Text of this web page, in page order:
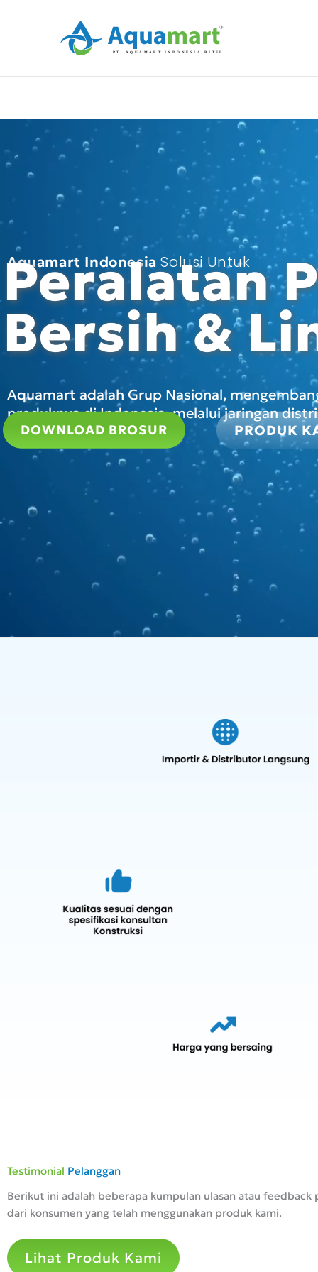
Aquamart Indonesia Solusi Untuk
Peralatan
Bersih &
Aquamart adalah Grup Nasional,
produknya di Indonesia, melalui jaringan
DOWNLOAD BROSUR PRODUK
Testimonial Pelanggan
Berikut ini adalah beberapa kumpulan ulasan atau feedback
dari konsumen yang telah menggunakan produk kami.
Lihat Produk Kami
the best.
Mulya
Koordinasinya juga bagus.